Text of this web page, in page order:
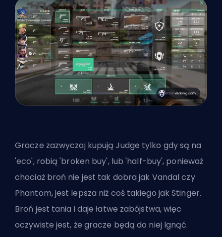
Gracze zazwyczaj kupują Judge tylko gdy są na
'eco', robią 'broken buy', lub 'half-buy', ponieważ
chociaż broń nie jest tak dobra jak Vandal czy
Phantom, jest lepsza niż coś takiego jak Stinger.
Broń jest tania i daje łatwe zabójstwa, więc
oczywiste jest, że gracze będą do niej lgnąć.